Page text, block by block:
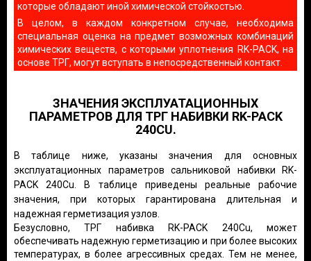
которые обладают иной химической стойкостью.
В целом, в каждом конкретном случае, необходима
специальная оценка на предмет возможных комбинаций
химических веществ, с которыми уплотнения RK-PACK, на
основе ТРГ, могут вступать в непосредственный контакт.
ЗНАЧЕНИЯ ЭКСПЛУАТАЦИОННЫХ
ПАРАМЕТРОВ ДЛЯ ТРГ НАБИВКИ RK-PACK
240CU.
В таблице ниже, указаны значения для основных
эксплуатационных параметров сальниковой набивки RK-
PACK 240Cu. В таблице приведены реальные рабочие
значения, при которых гарантирована длительная и
надежная герметизация узлов.
Безусловно, ТРГ набивка RK-PACK 240Cu, может
обеспечивать надежную герметизацию и при более высоких
температурах, в более агрессивных средах. Тем не менее,